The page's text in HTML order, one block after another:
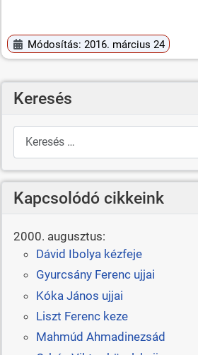
Módosítás: 2016. március 24
Keresés
Keresés
Kapcsolódó cikkeink
2000. augusztus:
Dávid Ibolya kézfeje
Gyurcsány Ferenc ujjai
Kóka János ujjai
Liszt Ferenc keze
Mahmúd Ahmadinezsád